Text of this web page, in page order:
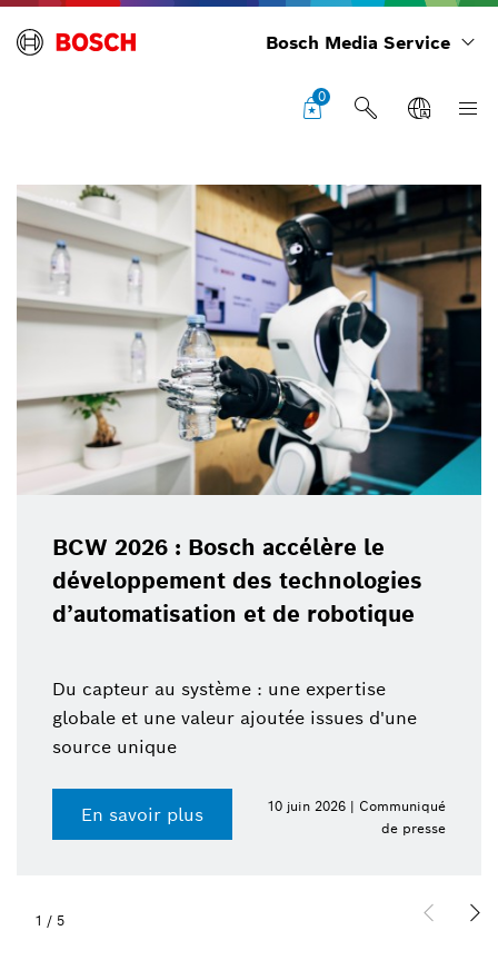
Bosch Media Service
0
BCW 2026 : Bosch accélère le
développement des technologies
d’automatisation et de robotique
Du capteur au système : une expertise
globale et une valeur ajoutée issues d'une
source unique
En savoir plus
10 juin 2026 | Communiqué
de presse
1 / 5